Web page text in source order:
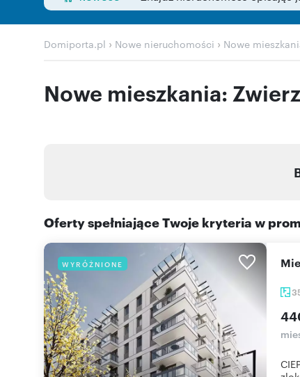
Domiporta.pl › Nowe nieruchomości › Nowe
Nowe mieszkania:
Oferty spełniające Twoje kryteria w
WYRÓŻNIONE